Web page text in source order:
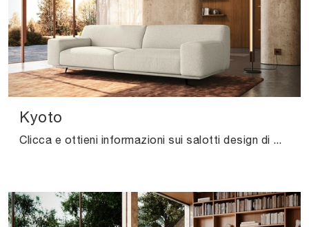
Kyoto
Clicca e ottieni informazioni sui salotti design di Felis! Differenti modelli di divani, come Kyoto, ti aspettano.